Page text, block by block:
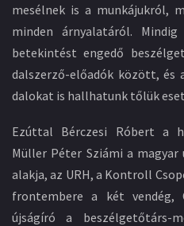
mesélnek is a munkájukról,
minden árnyalatáról.
betekintést engedő
dalszerző-előadók között, és
dalokat is hallhatunk tőlük
Ezúttal Bérczesi Róbert a
Müller Péter Sziámi a
alakja, az URH, a Kontroll
frontembere a két vendég,
újságíró a beszélgetőtárs-